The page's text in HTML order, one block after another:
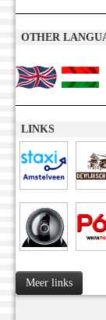
OTHER
LINKS
Meer links